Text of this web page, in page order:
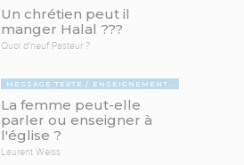
Un chrétien peut il
manger Halal ???
Quoi d'neuf Pasteur ?
MESSAGE TEXTE ENSEIGNEMENTS BIBLIQUES
La femme peut-elle
parler ou enseigner à
l'église ?
Laurent Weiss